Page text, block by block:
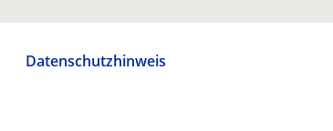
Datenschutzhinweis